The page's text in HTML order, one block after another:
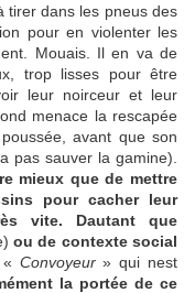
tirer dans les pneus des
pour en violenter les
Mouais. Il en va de
trop lisses pour être
leur noirceur et leur
menace la rescapée
avant que son
pas sauver la gamine).
mieux que de mettre
pour cacher leur
vite. Dautant que
ou de contexte social
Convoyeur» qui nest
la portée de ce